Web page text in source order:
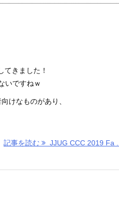
きました！
いですねｗ
けなものがあり、
記事を読む JJUG CCC 2019 Fa ...